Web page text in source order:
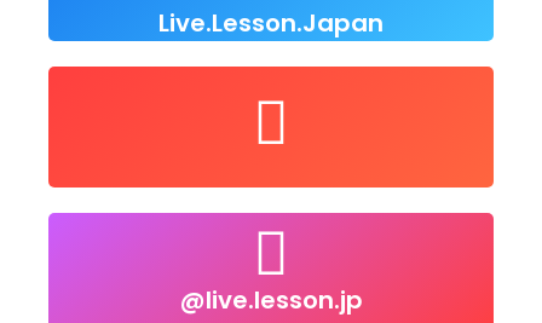
Live.Lesson.Japan
user/LiveLessonsJapan
@live.lesson.jp
@live.lesson.jp
Click to follow